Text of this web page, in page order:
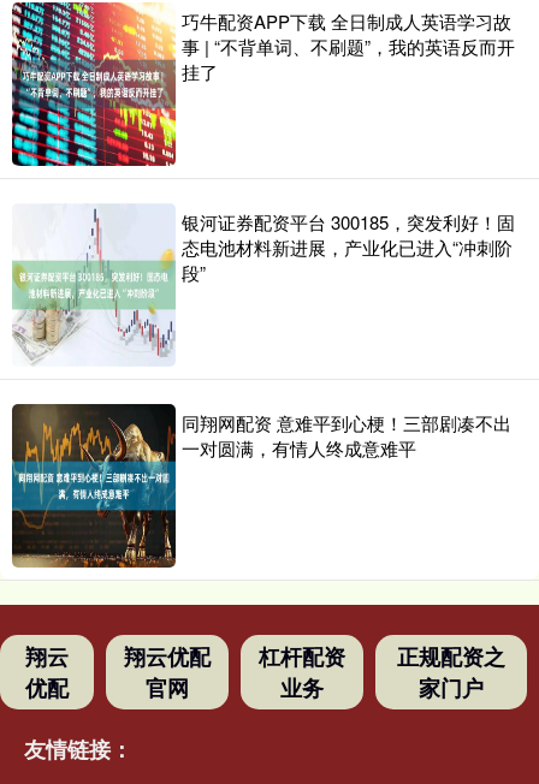
巧牛配资APP下载 全日制成人英语学习故
事 | “不背单词、不刷题”，我的英语反而开
挂了
银河证券配资平台 300185，突发利好！固
态电池材料新进展，产业化已进入“冲刺阶
段”
同翔网配资 意难平到心梗！三部剧凑不出
一对圆满，有情人终成意难平
翔云
优配
翔云优配
官网
杠杆配资
业务
正规配资之
家门户
友情链接：